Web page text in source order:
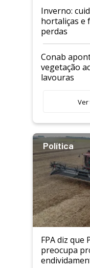
Inverno:
hortaliças e
perdas
Conab
vegetação
lavouras
Política
FPA diz que
preocupa